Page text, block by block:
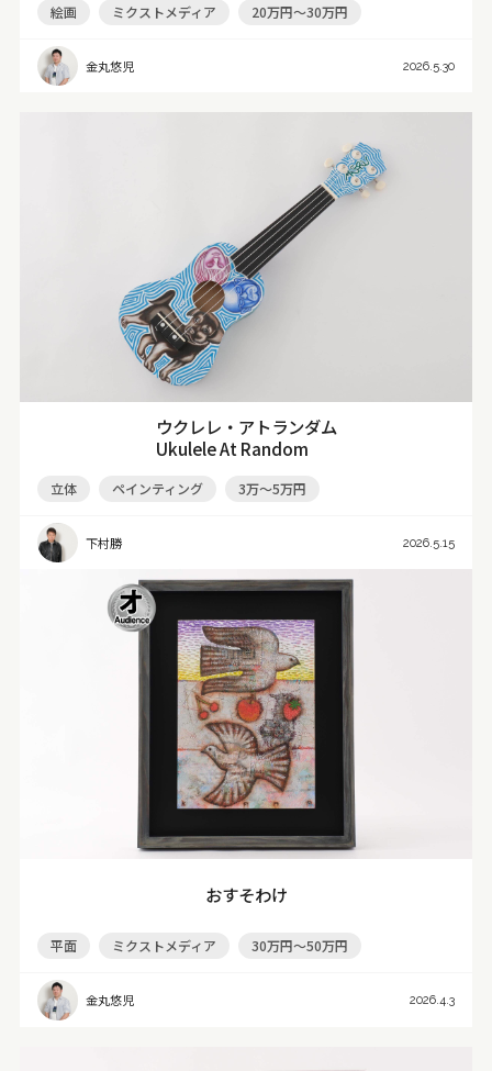
絵画 ミクストメディア 20万円～30万円
金丸悠児 2026.5.30
ウクレレ・アトランダム
Ukulele At Random
立体 ペインティング 3万～5万円
下村勝 2026.5.15
おすそわけ
平面 ミクストメディア 30万円～50万円
金丸悠児 2026.4.3